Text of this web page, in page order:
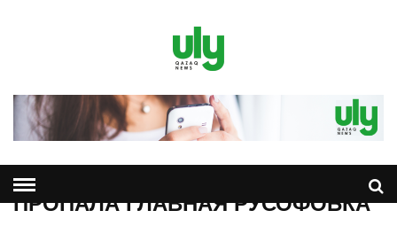
ПРОПАЛА ГЛАВНАЯ РУСОФОБКА